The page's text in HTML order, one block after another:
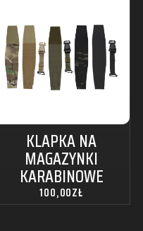
KLAPKA NA
MAGAZYNKI
KARABINOWE
100,00ZŁ